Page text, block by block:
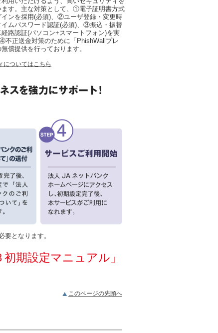
ます。主な対策として、①電子証明書方式
インを採用(必須)、②ユーザ登録・変更時
イムパスワード認証(必須)、③振込・振替
経路認証(パソコン+スマートフォン)を実
不正送金対策のために「PhishWallプレ
償提供を行っております。
についてはこちら
となります。
期設定マニュアル」
このページの先頭へ